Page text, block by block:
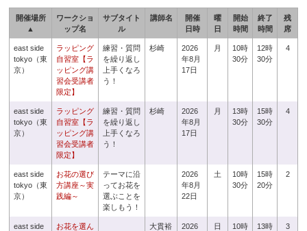
開催場所
▲
ワークショ
ップ名
サブタイト
ル
講師名
開催
日時
曜
日
開始
時間
終了
時間
残
席
east side
tokyo（東
京）
ラッピング
自習室【ラ
ッピング講
習会受講者
限定】
練習・質問
を繰り返し
上手くなろ
う！
杉崎
2026
年8月
17日
月
10時
30分
12時
30分
4
east side
tokyo（東
京）
ラッピング
自習室【ラ
ッピング講
習会受講者
限定】
練習・質問
を繰り返し
上手くなろ
う！
杉崎
2026
年8月
17日
月
13時
30分
15時
30分
4
east side
tokyo（東
京）
お花の選び
方講座～実
践編～
テーマに沿
ってお花を
選ぶことを
楽しもう！
2026
年8月
22日
土
10時
30分
15時
20分
2
east side
お花を選ん
大貫裕
2026
日
10時
13時
3